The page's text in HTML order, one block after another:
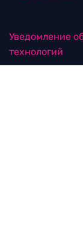
Уведомление
технологий